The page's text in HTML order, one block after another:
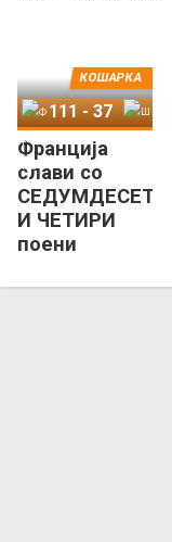
Франција
слави со
СЕДУМДЕСЕТ
И ЧЕТИРИ
поени
ЕП!
КОШАРКА
Франција
111 -37